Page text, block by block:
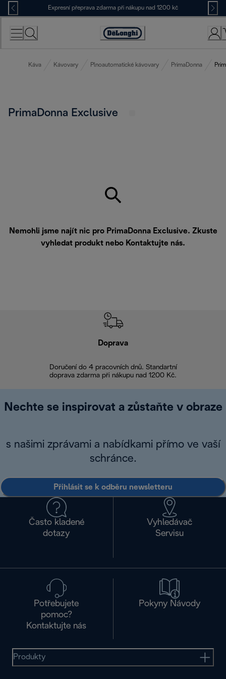
Skip
to
Content
Expresní přeprava zdarma při nákupu nad 1200 kč
Accessibility
Káva Kávovary Plnoautomatické kávovary PrimaDonna
PrimaDonna Exclusive
Nemohli jsme najít nic pro PrimaDonna Exclusive. Zkuste
vyhledat produkt nebo Kontaktujte nás.
Doprava
Doručení do 4 pracovních dnů. Standartní
doprava zdarma při nákupu nad 1200 Kč.
Nechte se inspirovat a zůstaňte v obraze
s našimi zprávami a nabídkami přímo ve vaší
schránce.
Přihlásit se k odběru newsletteru
Často kladené
dotazy
Vyhledávač
Servisu
Potřebujete
pomoc?
Kontaktujte nás
Pokyny Návody
Produkty